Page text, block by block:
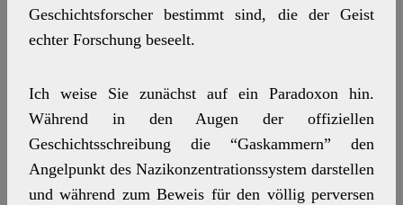
Geschichtsforscher bestimmt sind, die der Geist
echter Forschung beseelt.
Ich weise Sie zunächst auf ein Paradoxon hin.
Während in den Augen der offiziellen
Geschichtsschreibung die “Gaskammern” den
Angelpunkt des Nazikonzentrationssystem darstellen
und während zum Beweis für den völlig perversen